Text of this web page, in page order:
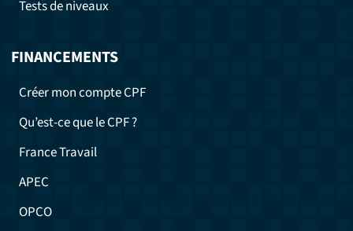
Tests de niveaux
FINANCEMENTS
Créer mon compte CPF
Qu’est-ce que le CPF ?
France Travail
APEC
OPCO